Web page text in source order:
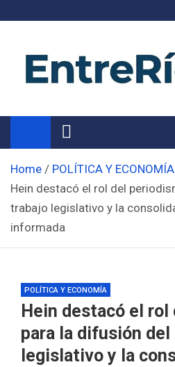
Noticias de
Información de toda la provincia
Home
POLÍTICA Y ECONOMÍA
Hein destacó el rol del
trabajo legislativo y la
informada
POLÍTICA Y ECONOMÍA
Hein destacó el
para la difusión del
legislativo y la